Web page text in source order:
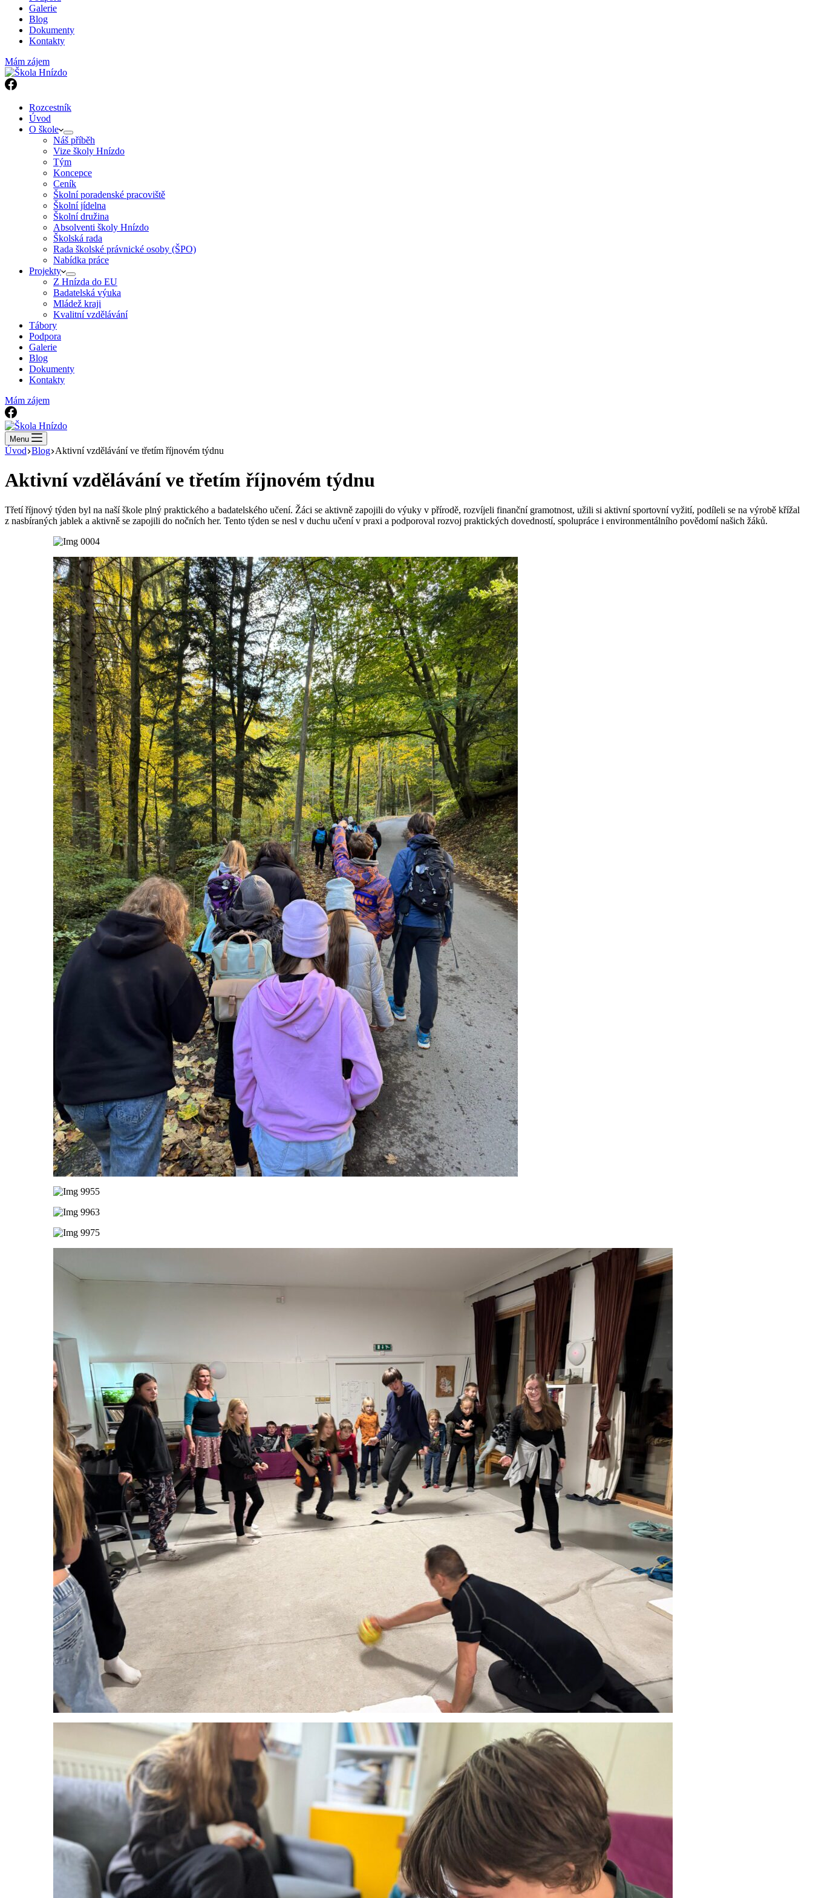
Galerie
Blog
Dokumenty
Kontakty
Mám zájem
Rozcestník
Úvod
O škole
Náš příběh
Vize školy Hnízdo
Tým
Koncepce
Ceník
Školní poradenské pracoviště
Školní jídelna
Školní družina
Absolventi školy Hnízdo
Školská rada
Rada školské právnické osoby (ŠPO)
Nabídka práce
Projekty
Z Hnízda do EU
Badatelská výuka
Mládež kraji
Kvalitní vzdělávání
Tábory
Podpora
Galerie
Blog
Dokumenty
Kontakty
Mám zájem
Menu
Úvod Blog Aktivní vzdělávání ve třetím říjnovém týdnu
Aktivní vzdělávání ve třetím říjnovém týdnu
Třetí říjnový týden byl na naší škole plný praktického a badatelského učení. Žáci se aktivně zapojili do výuky v přírodě, rozvíjeli finanční gramotnost, užili si aktivní sportovní vyžití, podíleli se na výrobě křížal
z nasbíraných jablek a aktivně se zapojili do nočních her. Tento týden se nesl v duchu učení v praxi a podporoval rozvoj praktických dovedností, spolupráce i environmentálního povědomí našich žáků.